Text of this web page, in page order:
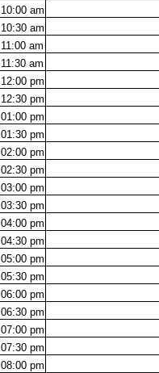
10:00 am
10:30 am
11:00 am
11:30 am
12:00 pm
12:30 pm
01:00 pm
01:30 pm
02:00 pm
02:30 pm
03:00 pm
03:30 pm
04:00 pm
04:30 pm
05:00 pm
05:30 pm
06:00 pm
06:30 pm
07:00 pm
07:30 pm
08:00 pm